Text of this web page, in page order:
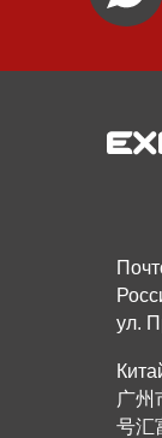
ул.
广州
号汇